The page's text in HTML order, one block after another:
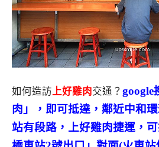
如何造訪 上好雞肉交通？ google
肉」，即可抵達，鄰近中和
站有段路，上好雞肉捷運，